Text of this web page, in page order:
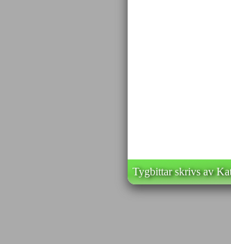
Tygbittar skrivs av